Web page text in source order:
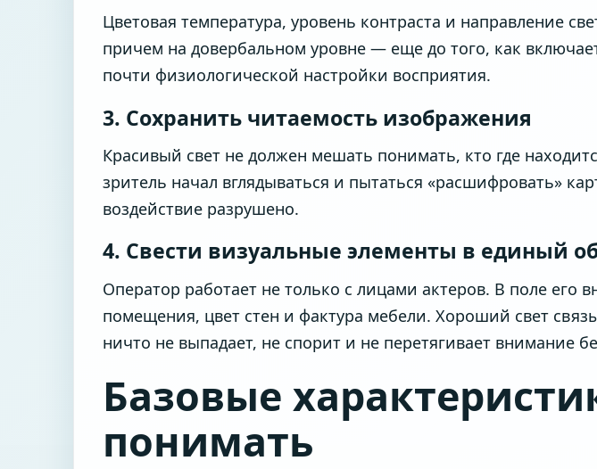
Цветовая температура, уровень контраста и направление
причем на довербальном уровне — еще до того, как
почти физиологической настройки восприятия.
3. Сохранить читаемость изображения
Красивый свет не должен мешать понимать, кто где
зритель начал вглядываться и пытаться «расшифровать»
воздействие разрушено.
4. Свести визуальные элементы в единый
Оператор работает не только с лицами актеров. В поле его
помещения, цвет стен и фактура мебели. Хороший свет
ничто не выпадает, не спорит и не перетягивает внимание
Базовые
понимать